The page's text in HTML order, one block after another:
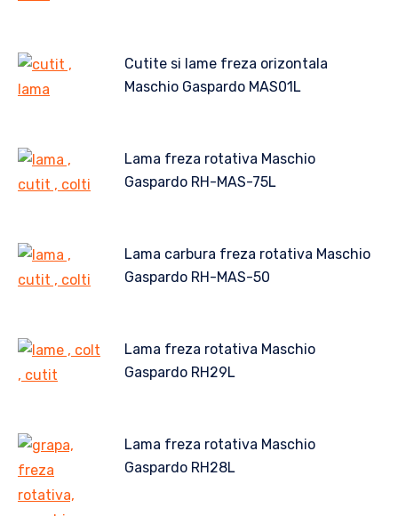
Cutite si lame freza orizontala
Maschio Gaspardo MAS01L
Lama freza rotativa Maschio
Gaspardo RH-MAS-75L
Lama carbura freza rotativa Maschio
Gaspardo RH-MAS-50
Lama freza rotativa Maschio
Gaspardo RH29L
Lama freza rotativa Maschio
Gaspardo RH28L